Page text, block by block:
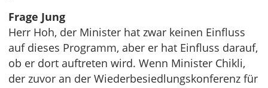
Frage Jung
Herr Hoh, der Minister hat zwar keinen Einfluss
auf dieses Programm, aber er hat Einfluss darauf,
ob er dort auftreten wird. Wenn Minister Chikli,
der zuvor an der Wiederbesiedlungskonferenz für